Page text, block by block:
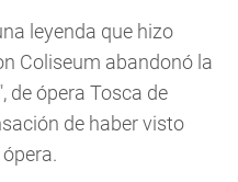
leyenda que hizo
Coliseum abandonó la
de ópera Tosca de
de haber visto